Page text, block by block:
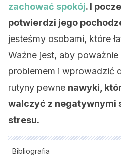
zachować spokój. I
potwierdzi jego
jesteśmy osobami, które
Ważne jest, aby
problemem i wprowadzić
rutyny pewne nawyki,
walczyć z negatywnymi
stresu.
Bibliografia